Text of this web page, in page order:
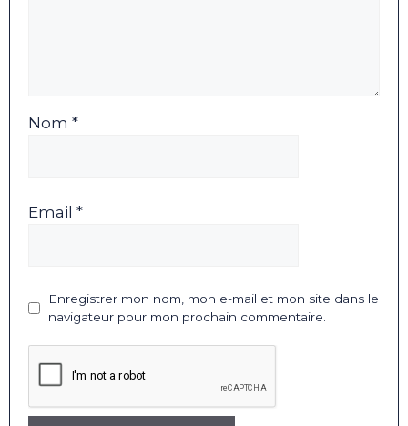
Nom *
Email *
Enregistrer mon nom, mon e-mail et mon site dans le
navigateur pour mon prochain commentaire.